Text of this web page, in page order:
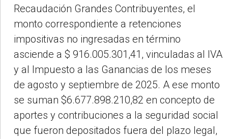
Recaudación Grandes Contribuyentes, el
monto correspondiente a retenciones
impositivas no ingresadas en término
asciende a $ 916.005.301,41, vinculadas al IVA
y al Impuesto a las Ganancias de los meses
de agosto y septiembre de 2025. A ese monto
se suman $6.677.898.210,82 en concepto de
aportes y contribuciones a la seguridad social
que fueron depositados fuera del plazo legal,